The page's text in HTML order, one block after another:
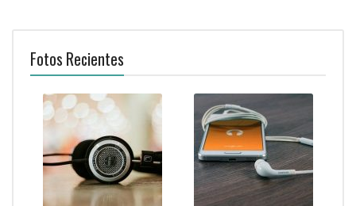
Fotos Recientes